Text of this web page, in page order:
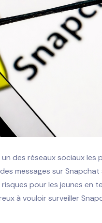
des réseaux sociaux les
messages sur
pour les jeunes en
à vouloir surveiller